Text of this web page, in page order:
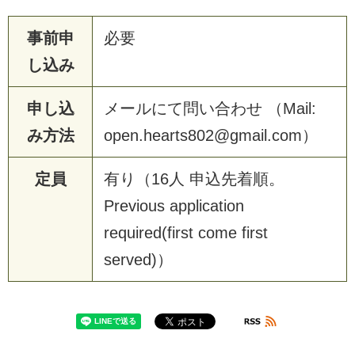
事前申
し込み
必要
申し込
み方法
メールにて問い合わせ （Mail:
open.hearts802@gmail.com）
定員
有り（16人 申込先着順。
Previous application
required(first come first
served)）